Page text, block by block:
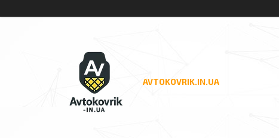
AVTOKOVRIK.IN.UA